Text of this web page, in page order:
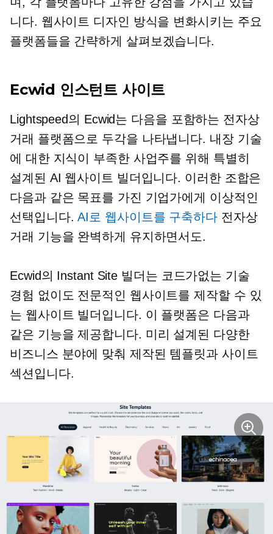
니다. 웹사이트 디자인 방식을 변화시키는 주요
플랫폼들을 간략하게 살펴보겠습니다.
Ecwid 인스턴트 사이트
Lightspeed의 Ecwid는 다음을 포함하는 전자상
거래 플랫폼으로 두각을 나타냅니다. 내장기술
에 대한 지식이 부족한 사업주를 위해 특별히
설계된 AI 웹사이트 빌더입니다. 이러한 조합은
다음과 같은 목표를 가진 기업가에게 이상적인
선택입니다.AI로 웹사이트를 구축하다전자상
거래 기능을 완벽하게 유지하면서도.
Ecwid의 Instant Site 빌더는 코드가없는 기술
경험 없이도 전문적인 웹사이트를 제작할 수 있
는 웹사이트 빌더입니다. 이 플랫폼은 다음과
같은 기능을 제공합니다. 미리 설계된 다양한
비즈니스 분야에 맞춰 제작된 템플릿과 사이트
섹션입니다.